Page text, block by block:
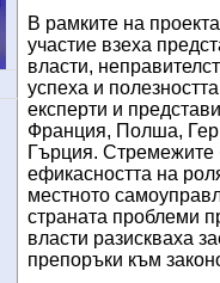
В рамките на
участие взеха
власти,
успеха и
експерти и
Франция, Полша,
Гърция. Стремежите
ефикасността на
местното
страната проблеми
власти разискваха
препоръки към